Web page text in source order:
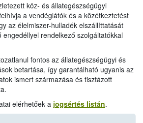
köz- és állategészségügyi
a vendéglátók és a közétkeztetést
az élelmiszer-hulladék elszállíttatását
engedéllyel rendelkező szolgáltatókkal
fontos az állategészségügyi és
betartása, így garantálható ugyanis az
ismert származása és tisztázott
elérhetőek a jogsértés listán.